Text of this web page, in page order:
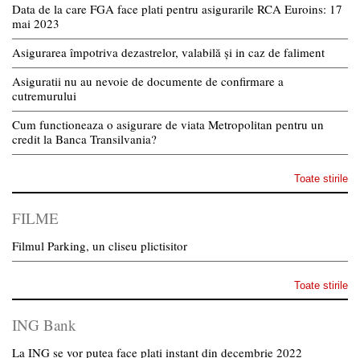
Data de la care FGA face plati pentru asigurarile RCA Euroins: 17
mai 2023
Asigurarea împotriva dezastrelor, valabilă și in caz de faliment
Asiguratii nu au nevoie de documente de confirmare a
cutremurului
Cum functioneaza o asigurare de viata Metropolitan pentru un
credit la Banca Transilvania?
Toate stirile
FILME
Filmul Parking, un cliseu plictisitor
Toate stirile
ING Bank
La ING se vor putea face plati instant din decembrie 2022